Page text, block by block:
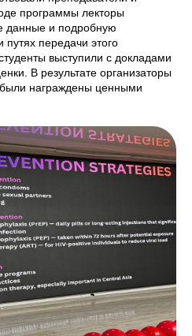
программы лекторы
данные и подробную
передачи этого
выступили с докладами
В результате организаторы
награждены ценными